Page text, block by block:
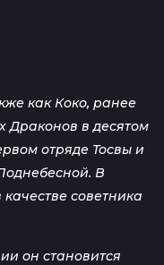
как Коко, ранее
Драконов в десятом
отряде Тосвы и
В
советника
он становится